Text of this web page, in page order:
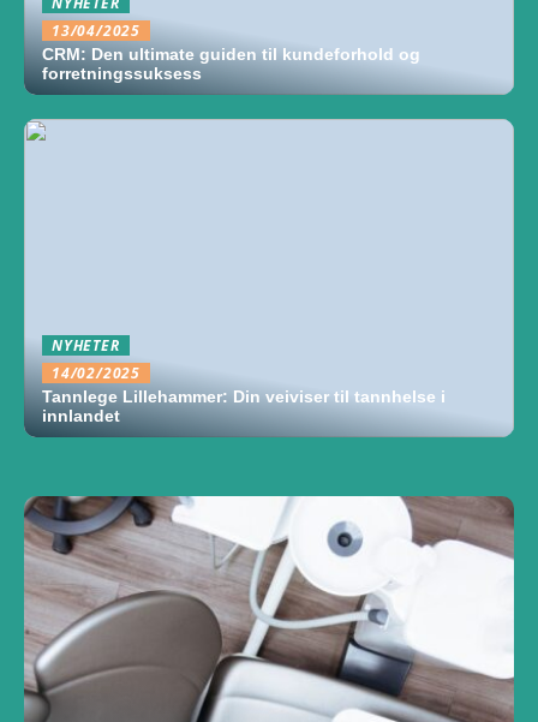
13/04/2025
CRM: Den ultimate guiden til kundeforhold og
forretningssuksess
NYHETER
14/02/2025
Tannlege Lillehammer: Din veiviser til tannhelse i
innlandet